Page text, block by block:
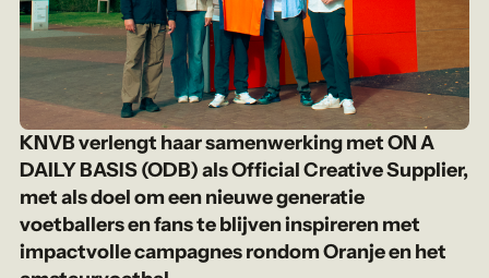
KNVB verlengt haar samenwerking met ON A
DAILY BASIS (ODB) als Official Creative Supplier,
met als doel om een nieuwe generatie
voetballers en fans te blijven inspireren met
impactvolle campagnes rondom Oranje en het